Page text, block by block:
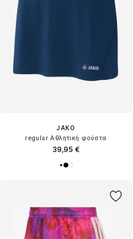
JAKO
regular Αθλητική φούστα
39,95 €